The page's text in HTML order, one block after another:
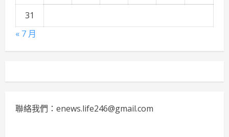
31
« 7 月
聯絡我們：enews.life246@gmail.com